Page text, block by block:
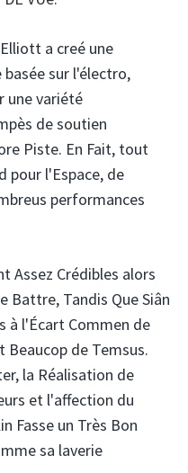
a creé une
sur l'électro,
une variété
de soutien
Piste. En Fait, tout
pour l'Espace, de
performances
Assez Crédibles alors
Battre, Tandis Que Siân
à l'Écart Commen de
Beaucop de Temsus.
la Réalisation de
et l'affection du
Fasse un Très Bon
sa laverie